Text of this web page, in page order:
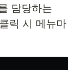
담당하는
릭 시 메뉴마